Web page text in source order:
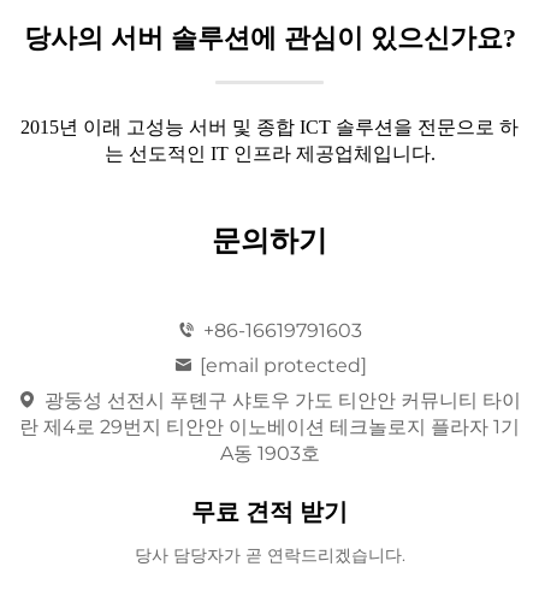
당사의 서버 솔루션에 관심이 있으신가요?
2015년 이래 고성능 서버 및 종합 ICT 솔루션을 전문으로 하
는 선도적인 IT 인프라 제공업체입니다.
문의하기
+86-16619791603
[email protected]
광둥성 선전시 푸톈구 샤토우 가도 티안안 커뮤니티 타이
란 제4로 29번지 티안안 이노베이션 테크놀로지 플라자 1기
A동 1903호
무료 견적 받기
당사 담당자가 곧 연락드리겠습니다.